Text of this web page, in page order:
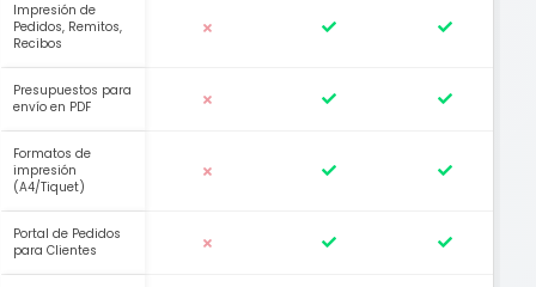
Impresión de
Pedidos, Remitos,
Recibos
Presupuestos para
envío en PDF
Formatos de
impresión
(A4/Tiquet)
Portal de Pedidos
para Clientes